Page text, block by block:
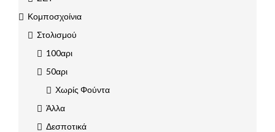
Κομποσχοίνια
Στολισμού
100αρι
50αρι
Χωρίς Φούντα
Άλλα
Δεσποτικά